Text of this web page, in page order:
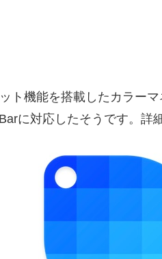
ト機能を搭載したカラー
に対応したそうです。詳